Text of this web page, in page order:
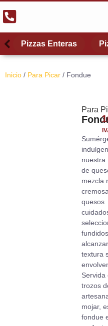
Scroll left
Scroll leftPizzas Enteras
Inicio / Para Picar / Fondue
Para
nuestra
de
mezcla
quesos
textura
Servida
trozos
mojar,
fondue